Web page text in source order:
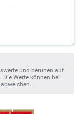
und beruhen auf
Werte können bei